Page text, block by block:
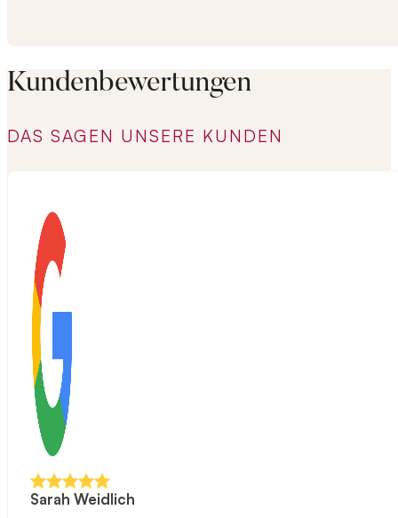
Kundenbewertungen
DAS SAGEN UNSERE KUNDEN
Sarah Weidlich